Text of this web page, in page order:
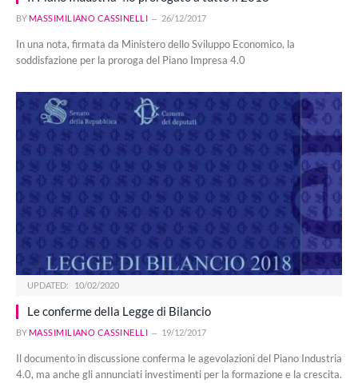
BY MASSIMILIANO CASSINELLI 26/12/2017
In una nota, firmata da Ministero dello Sviluppo Economico, la
soddisfazione per la proroga del Piano Impresa 4.0
UPDATED: 10/02/2020
Le conferme della Legge di Bilancio
BY MASSIMILIANO CASSINELLI 19/12/2017
Il documento in discussione conferma le agevolazioni del Piano Industria
4.0, ma anche gli annunciati investimenti per la formazione e la crescita.